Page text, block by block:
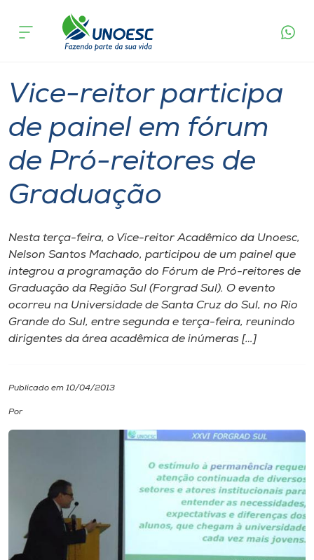
Cursos
Pesquisa
Atendimento ao Estudante
Portal de Ensino
A
Internacionalização
I.nova
Diplomados
Cultura
Biblioteca
Editora
acontece
Vice-reitor participa
de painel em fórum
de Pró-reitores de
Graduação
Nesta terça-feira, o Vice-reitor Acadêmico da Unoesc,
Nelson Santos Machado, participou de um painel que
integrou a programação do Fórum de Pró-reitores de
Graduação da Região Sul (Forgrad Sul). O evento
ocorreu na Universidade de Santa Cruz do Sul, no Rio
Grande do Sul, entre segunda e terça-feira, reunindo
dirigentes da área acadêmica de inúmeras […]
Publicado em 10/04/2013
Por